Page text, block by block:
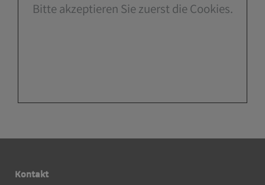
Bitte akzeptieren Sie zuerst die Cookies.
Kontakt